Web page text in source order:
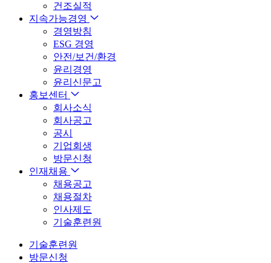
건조실적
지속가능경영
경영방침
ESG 경영
안전/보건/환경
윤리경영
윤리신문고
홍보센터
회사소식
회사공고
공시
기업회생
방문신청
인재채용
채용공고
채용절차
인사제도
기술훈련원
기술훈련원
방문신청